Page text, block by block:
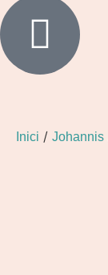
Inici / Johannis